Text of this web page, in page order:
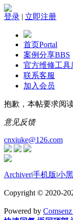
登录 | 立即注册
首页Portal
案例分享BBS
官方维修工具
联系客服
加入会员
抱歉，本帖要求阅
意见反馈
cnxiuke@126.com
Archiver|手机版|小
Copyright © 2020-
Powered by